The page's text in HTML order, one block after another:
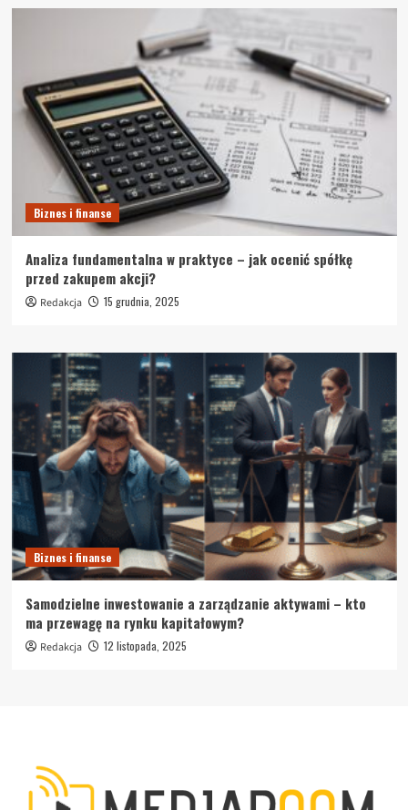
Biznes i finanse
Analiza fundamentalna w praktyce – jak ocenić spółkę
przed zakupem akcji?
Redakcja 15 grudnia, 2025
Biznes i finanse
Samodzielne inwestowanie a zarządzanie aktywami – kto
ma przewagę na rynku kapitałowym?
Redakcja 12 listopada, 2025